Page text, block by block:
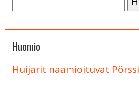
Huomio
Huijarit naamioituvat